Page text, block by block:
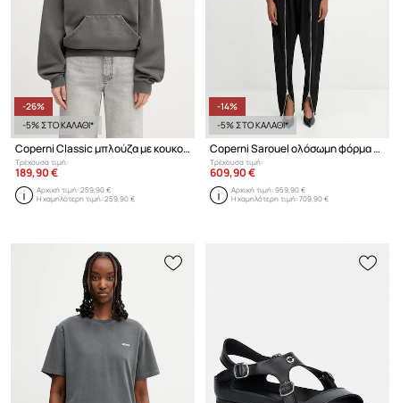
-26%
-5% ΣΤΟ ΚΑΛΑΘΙ*
Coperni Classic μπλούζα με κουκούλα με βαμβάκι Γυναικεία
Τρέχουσα τιμή:
189,90 €
Αρχική τιμή:259,90 €
Η χαμηλότερη τιμή:259,90 €
-14%
-5% ΣΤΟ ΚΑΛΑΘΙ*
Coperni Sarouel ολόσωμη φόρμα μάλλινη γυναικεία
Τρέχουσα τιμή:
609,90 €
Αρχική τιμή:959,90 €
Η χαμηλότερη τιμή:709,90 €